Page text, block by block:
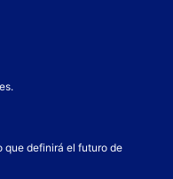
que definirá el futuro de